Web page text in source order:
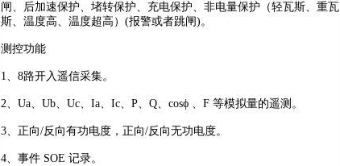
闸、后加速保护、堵转保护、充电保护、非电量保护（轻瓦斯、重瓦
斯、温度高、温度超高）(报警或者跳闸)。
测控功能
1、8路开入遥信采集。
2、Ua、Ub、Uc、Ia、Ic、P、Q、cosϕ 、F等模拟量的遥测。
3、正向/反向有功电度，正向/反向无功电度。
4、事件 SOE记录。